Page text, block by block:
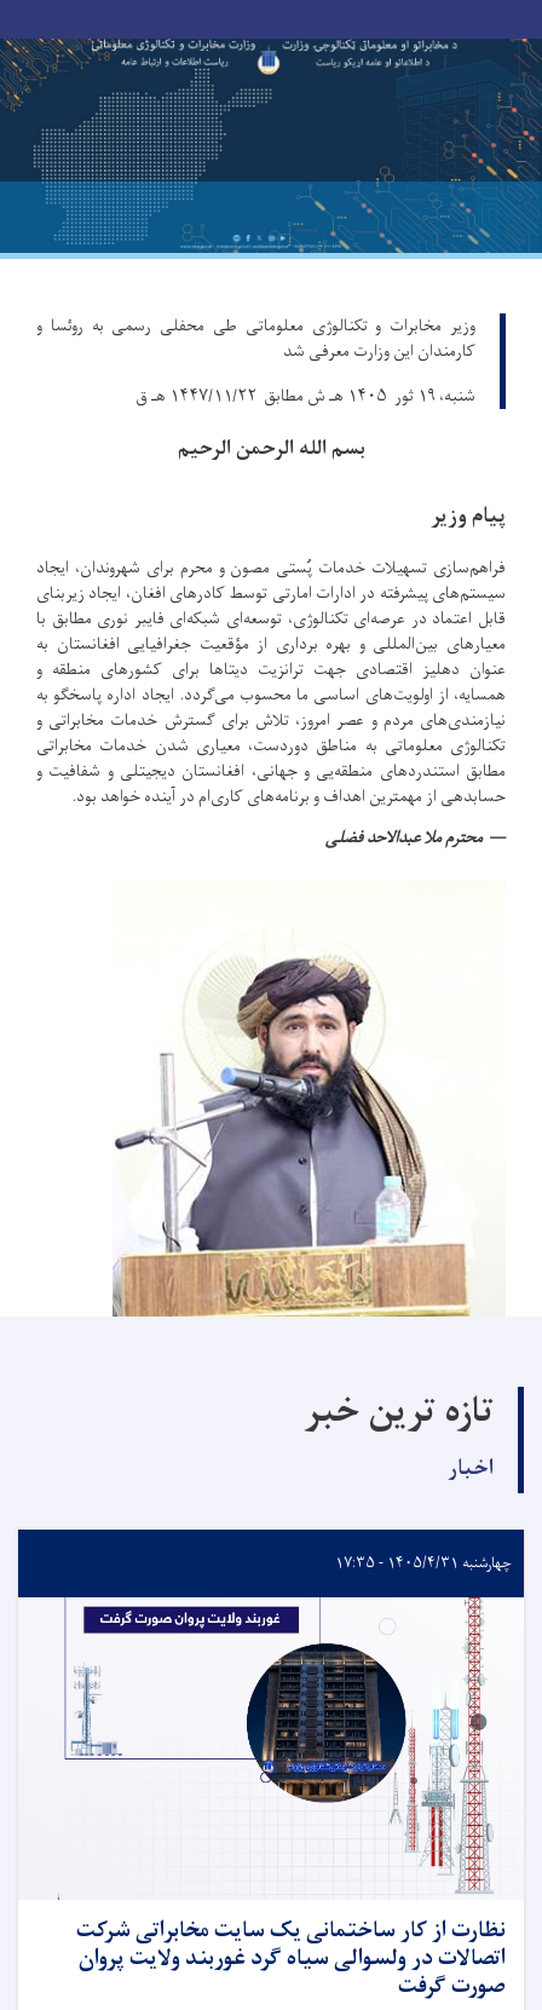
Skip
to
main
content
وزیر مخابرات و تکنالوژی معلوماتی طی محفلی رسمی به روئسا و
کارمندان این وزارت معرفی شد
شنبه، ۱۹ ثور ۱۴۰۵ هـ ش مطابق ۱۴۴۷/۱۱/۲۲ هـ ق
بسم الله الرحمن الرحیم
پیام وزیر
فراهم‌سازی تسهیلات خدمات پُستی مصون و محرم برای شهروندان، ایجاد
سیستم‌های پیشرفته در ادارات امارتی توسط کادرهای افغان، ایجاد زیربنای
قابل اعتماد در عرصه‌ای تکنالوژی، توسعه‌ای شبکه‌ای فایبر نوری مطابق با
معیارهای بین‌المللی و بهره ‌برداری از مؤقعیت جغرافیایی افغانستان به
‌عنوان دهلیز اقتصادی جهت ترانزیت دیتا‌ها برای کشورهای منطقه و
همسایه، از اولویت‌های اساسی ما محسوب می‌گردد. ایجاد اداره پاسخگو به
نیازمندی‌های مردم و عصر امروز، تلاش برای گسترش خدمات مخابراتی و
تکنالوژی معلوماتی به مناطق دوردست، ‏معیاری شدن خدمات مخابراتی
مطابق استندردهای منطقه‌یی و جهانی، افغانستان دیجیتلی و شفافیت و
حسابدهی از مهمترین ‏اهداف و برنامه‌های کاری‌ام در آینده خواهد بود.‏
محترم ملا عبدالاحد فضلی
تازه ترین خبر
اخبار
چهارشنبه ۱۴۰۵/۴/۳۱ - ۱۷:۳۵
نظارت از کار ساختمانی یک سایت مخابراتی شرکت
اتصالات در ولسوالی سیاه گرد غوربند ولایت پروان
صورت گرفت